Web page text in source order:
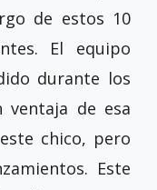
de estos 10
El equipo
durante los
de esa
chico, pero
Este